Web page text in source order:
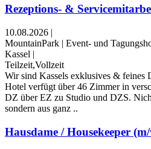
Rezeptions- &
10.08.2026 |
MountainPark | Event- und
Kassel |
Teilzeit,Vollzeit
Wir sind Kassels exklusives & feines
Hotel verfügt über 46 Zimmer in
DZ über EZ zu Studio und DZS.
sondern aus ganz ..
Hausdame / Housekeeper